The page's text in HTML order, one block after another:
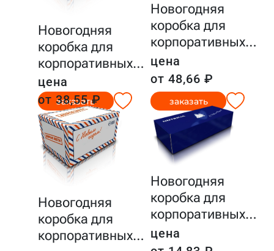
Новогодняя
коробка для
корпоративных…
цена
от 38,55 ₽
заказать
Новогодняя
коробка для
корпоративных…
цена
от 48,66 ₽
заказать
Новогодняя
коробка для
корпоративных…
Новогодняя
коробка для
корпоративных…
цена